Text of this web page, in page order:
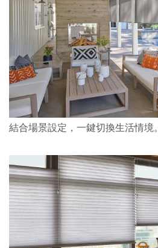
結合場景設定，一鍵切換生活情境。